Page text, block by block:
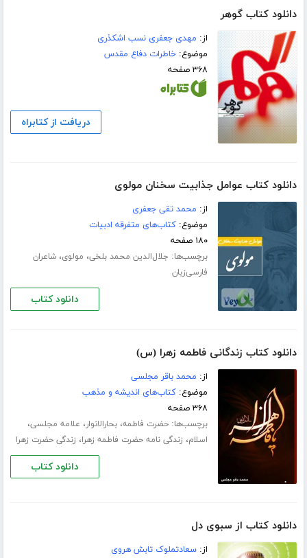
دانلود کتاب گوهر
از: مهدی جعفری نسب اشکذری
موضوع:خاطرات دفاع مقدس
۳۶۸ صفحه
دریافت از کتابراه
دانلود کتاب عوامل جذابیت سخنان مولوی
از: محمد تقی جعفری
موضوع:کتاب‌های متفرقه ادبیات
۱۸۰ صفحه
برچسب‌ها: جلال‌الدین محمد بلخی، مولوی،شاعران
فارسی‌زبان
دانلود کتاب
دانلود کتاب زندگانی فاطمه زهرا (س)
از: محمد باقر مجلسی
موضوع:کتاب‌های اندیشه و مذهب
۳۶۸ صفحه
برچسب‌ها:حضرت فاطمه،بحارالانوار، علامه مجلسی،
اسلام، زندگی نامه حضرت فاطمه زهرا، زندگی حضرت زهرا
دانلود کتاب
دانلود کتاب از سبوی دل
از:سعادتملوک تابش هروی